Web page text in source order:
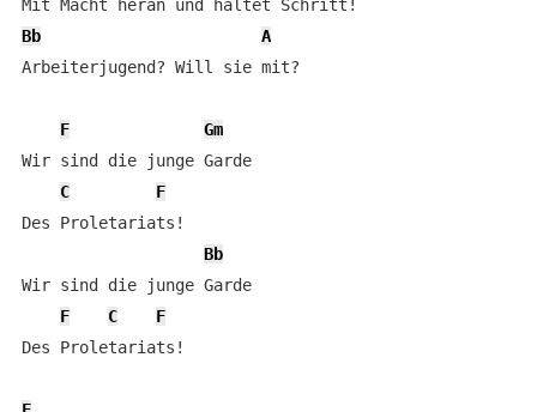
Bb
A
Arbeiterjugend? Will sie mit?
F
Gm
Wir sind die junge Garde
C
F
Des Proletariats!
Bb
Wir sind die junge Garde
F
C
F
Des Proletariats!